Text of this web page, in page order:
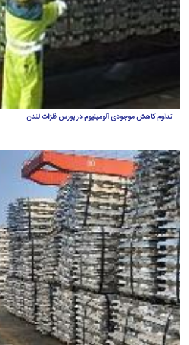
تداوم کاهش موجودی آلومینیوم در بورس فلزات لندن